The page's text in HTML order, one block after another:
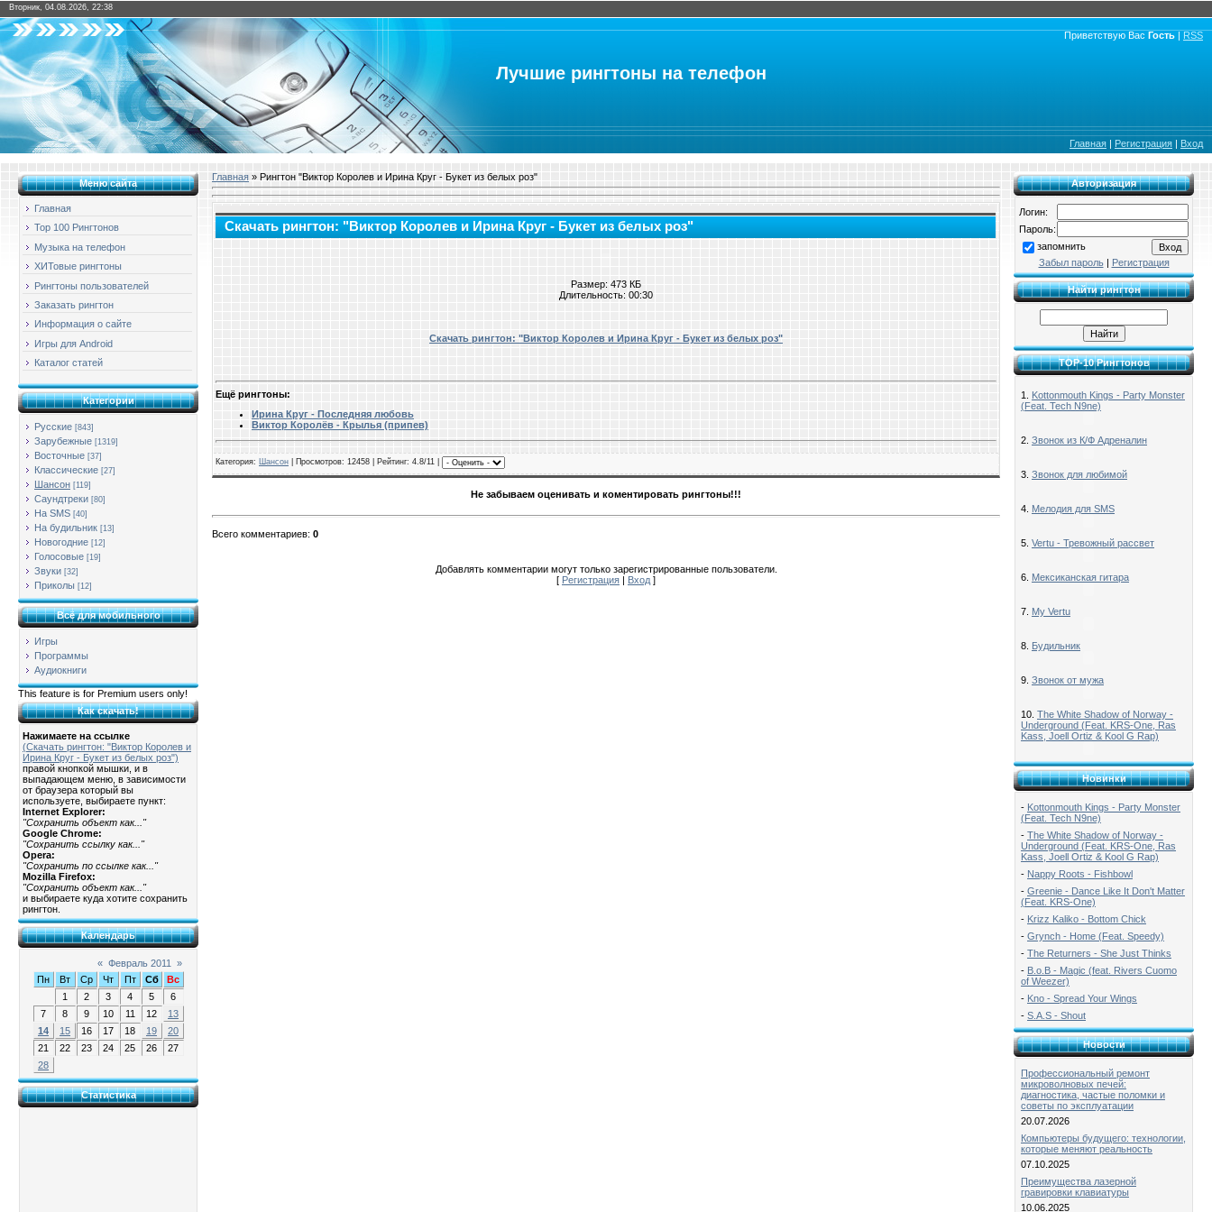
Вторник, 04.08.2026, 22:38
Приветствую Вас Гость | RSS
Лучшие рингтоны на телефон
Главная | Регистрация | Вход
Меню сайта
Главная
Top 100 Рингтонов
Музыка на телефон
ХИТовые рингтоны
Рингтоны пользователей
Заказать рингтон
Информация о сайте
Игры для Android
Каталог статей
Категории
Русские [843]
Зарубежные [1319]
Восточные [37]
Классические [27]
Шансон [119]
Саундтреки [80]
На SMS [40]
На будильник [13]
Новогодние [12]
Голосовые [19]
Звуки [32]
Приколы [12]
Всё для мобильного
Игры
Программы
Аудиокниги
This feature is for Premium users only!
Как скачать!
Нажимаете на ссылке
(Скачать рингтон: "Виктор Королев и
Ирина Круг - Букет из белых роз")
правой кнопкой мышки, и в
выпадающем меню, в зависимости
от браузера который вы
используете, выбираете пункт:
Internet Explorer:
"Сохранить объект как..."
Google Chrome:
"Сохранить ссылку как..."
Opera:
"Сохранить по ссылке как..."
Mozilla Firefox:
"Сохранить объект как..."
и выбираете куда хотите сохранить
рингтон.
Календарь
« Февраль 2011
»
Пн
Вт Ср Чт Пт Сб
Вс
1
2 3 4 5
6
7
8 9 10 11 12
13
14
15 16 17 18 19
20
21
22 23 24 25 26
27
28
Статистика
Главная » Рингтон "Виктор Королев и Ирина Круг - Букет из белых роз"
Скачать рингтон: "Виктор Королев и Ирина Круг - Букет из белых роз"
Размер: 473 КБ
Длительность: 00:30
Скачать рингтон: "Виктор Королев и Ирина Круг - Букет из белых роз"
Ещё рингтоны:
Ирина Круг - Последняя любовь
Виктор Королёв - Крылья (припев)
Категория: Шансон Просмотров: 12458 | Рейтинг: 4.8/11 |
Не забываем оценивать и коментировать рингтоны!!!
Всего комментариев: 0
Добавлять комментарии могут только зарегистрированные пользователи.
[ Регистрация | Вход ]
Авторизация
Логин:
Пароль:
запомнить
Забыл пароль| Регистрация
Найти рингтон
TOP-10 Рингтонов
1. Kottonmouth Kings - Party Monster
(Feat. Tech N9ne)
2. Звонок из К/Ф Адреналин
3. Звонок для любимой
4. Мелодия для SMS
5. Vertu - Тревожный рассвет
6. Мексиканская гитара
7. My Vertu
8. Будильник
9. Звонок от мужа
10. The White Shadow of Norway -
Underground (Feat. KRS-One, Ras
Kass, Joell Ortiz & Kool G Rap)
Новинки
- Kottonmouth Kings - Party Monster
(Feat. Tech N9ne)
- The White Shadow of Norway -
Underground (Feat. KRS-One, Ras
Kass, Joell Ortiz & Kool G Rap)
- Nappy Roots - Fishbowl
- Greenie - Dance Like It Don't Matter
(Feat. KRS-One)
- Krizz Kaliko - Bottom Chick
- Grynch - Home (Feat. Speedy)
- The Returners - She Just Thinks
- B.o.B - Magic (feat. Rivers Cuomo
of Weezer)
- Kno - Spread Your Wings
- S.A.S - Shout
Новости
Профессиональный ремонт
микроволновых печей:
диагностика, частые поломки и
советы по эксплуатации
20.07.2026
Компьютеры будущего: технологии,
которые меняют реальность
07.10.2025
Преимущества лазерной
гравировки клавиатуры
10.06.2025